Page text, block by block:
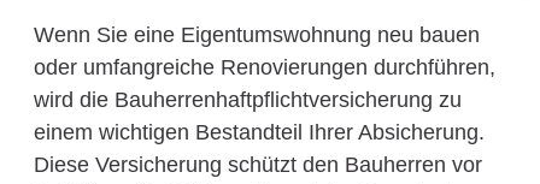
Wenn Sie eine Eigentumswohnung neu bauen
oder umfangreiche Renovierungen durchführen,
wird die Bauherrenhaftpflichtversicherung zu
einem wichtigen Bestandteil Ihrer Absicherung.
Diese Versicherung schützt den Bauherren vor